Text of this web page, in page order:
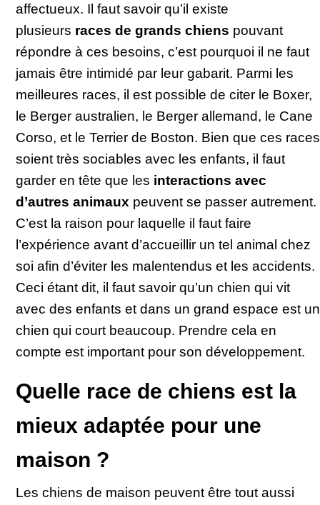
affectueux. Il faut savoir qu’il existe
plusieurs races de grands chiens pouvant
répondre à ces besoins, c’est pourquoi il ne faut
jamais être intimidé par leur gabarit. Parmi les
meilleures races, il est possible de citer le Boxer,
le Berger australien, le Berger allemand, le Cane
Corso, et le Terrier de Boston. Bien que ces races
soient très sociables avec les enfants, il faut
garder en tête que les interactions avec
d’autres animaux peuvent se passer autrement.
C’est la raison pour laquelle il faut faire
l’expérience avant d’accueillir un tel animal chez
soi afin d’éviter les malentendus et les accidents.
Ceci étant dit, il faut savoir qu’un chien qui vit
avec des enfants et dans un grand espace est un
chien qui court beaucoup. Prendre cela en
compte est important pour son développement.
Quelle race de chiens est la
mieux adaptée pour une
maison ?
Les chiens de maison peuvent être tout aussi